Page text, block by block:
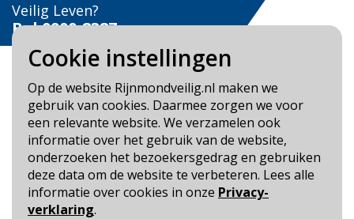
Cookie instellingen
Op de website Rijnmondveilig.nl maken we
gebruik van cookies. Daarmee zorgen we voor
een relevante website. We verzamelen ook
informatie over het gebruik van de website,
onderzoeken het bezoekersgedrag en gebruiken
deze data om de website te verbeteren. Lees alle
informatie over cookies in onze Privacy-
verklaring.
Veilig Leven?
Bel 0900-8387
Blijf op de hoogte
Cookie- en Privacybeleid
Toegankelijkheid